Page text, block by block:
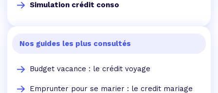
Simulation crédit conso
Nos guides les plus consultés
Budget vacance : le crédit voyage
Emprunter pour se marier : le credit mariage